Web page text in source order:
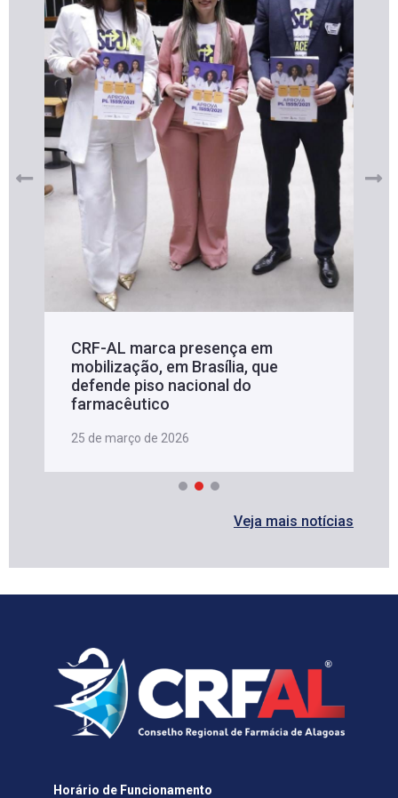
CRF-AL marca presença em
mobilização, em Brasília, que
defende piso nacional do
farmacêutico
25 de março de 2026
Veja mais notícias
Horário de Funcionamento